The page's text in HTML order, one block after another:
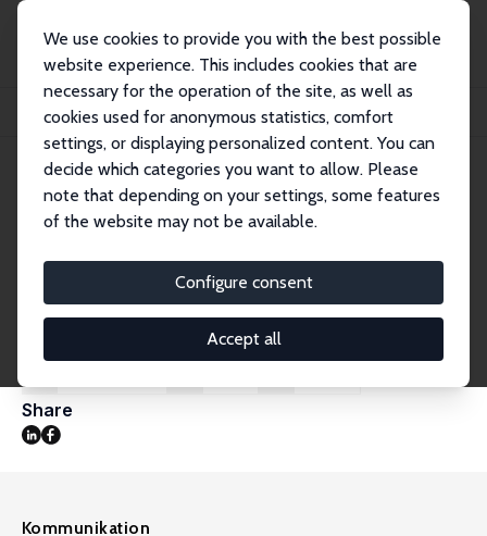
We use cookies to provide you with the best possible
website experience. This includes cookies that are
necessary for the operation of the site, as well as
cookies used for anonymous statistics, comfort
settings, or displaying personalized content. You can
decide which categories you want to allow. Please
note that depending on your settings, some features
of the website may not be available.
Configure consent
Accept all
Publikationen
IZA Research Reports
Atypische Beschäftigung und Niedriglohnarbeit
IZA Research Report No. 25 April 2010
Atypische Beschäftigung und
Niedriglohnarbeit
Paul Marx,Eric Thode
Bericht auf Basis eines Projekts im Auftrag der
Bertelsmann Stiftung, Bonn 2010 (55 Seiten)
Share
Kommunikation